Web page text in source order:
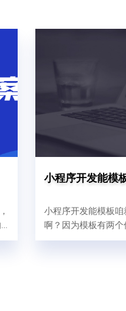
小程序开发能模
小程序开发能模板
啊？因为模板有两
间够快；一个小程